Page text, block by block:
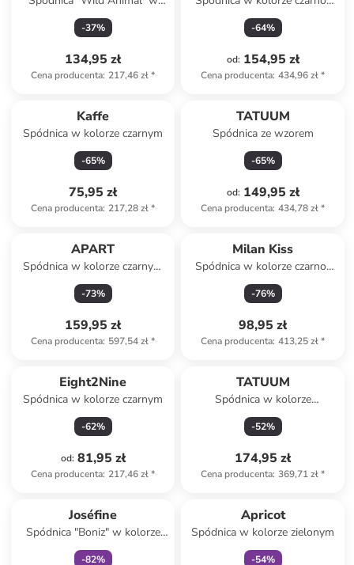
kolorze beżowo-
jasnobrązowym
-37%
134,95 zł
Cena producenta: 217,46 zł*
jasnobrązowym
-64%
od: 154,95 zł
Cena producenta: 434,96 zł*
Kaffe
Spódnica w kolorze czarnym
-65%
75,95 zł
Cena producenta: 217,28 zł*
TATUUM
Spódnica ze wzorem
-65%
od: 149,95 zł
Cena producenta: 434,78 zł*
APART
Spódnica w kolorze czarnym
ze wzorem
-73%
159,95 zł
Cena producenta: 597,54 zł*
Milan Kiss
Spódnica w kolorze czarno-
kremowym
-76%
98,95 zł
Cena producenta: 413,25 zł*
Eight2Nine
Spódnica w kolorze czarnym
-62%
od: 81,95 zł
Cena producenta: 217,46 zł*
TATUUM
Spódnica w kolorze
kremowym
-52%
174,95 zł
Cena producenta: 369,71 zł*
Joséfine
Spódnica "Boniz" w kolorze
czarnym
-82%
Apricot
Spódnica w kolorze zielonym
-54%